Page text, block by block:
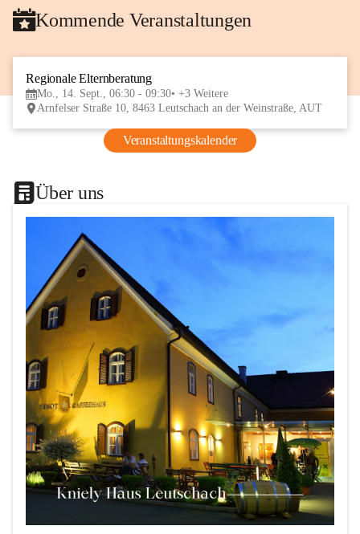
Kommende Veranstaltungen
Regionale Elternberatung
Mo., 14. Sept., 06:30 - 09:30 +3 Weitere
Arnfelser Straße 10, 8463 Leutschach an der Weinstraße, AUT
Veranstaltungskalender
Über uns